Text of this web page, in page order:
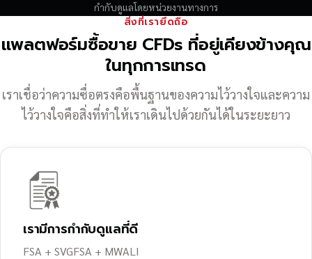
กำกับดูแลโดยหน่วยงานทางการ
สิ่งที่เรายึดถือ
แพลตฟอร์มซื้อขาย CFDs ที่อยู่เคียงข้างคุณ
ในทุกการเทรด
เราเชื่อว่าความซื่อตรงคือพื้นฐานของความไว้วางใจและความ
ไว้วางใจคือสิ่งที่ทำให้เราเดินไปด้วยกันได้ในระยะยาว
เรามีการกำกับดูแลที่ดี
FSA + SVGFSA + MWALI